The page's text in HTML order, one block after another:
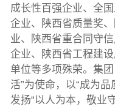
成长性百强企业、全
企业、陕西省质量奖
业、陕西省重合同守
企业、陕西省工程建
单位等多项殊荣。集
活”为使命，以“成为品
发扬“以人为本，敬业